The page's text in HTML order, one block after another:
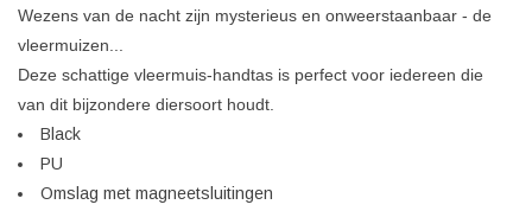
Wezens van de nacht zijn mysterieus en onweerstaanbaar - de
vleermuizen...
Deze schattige vleermuis-handtas is perfect voor iedereen die
van dit bijzondere diersoort houdt.
Black
PU
Omslag met magneetsluitingen